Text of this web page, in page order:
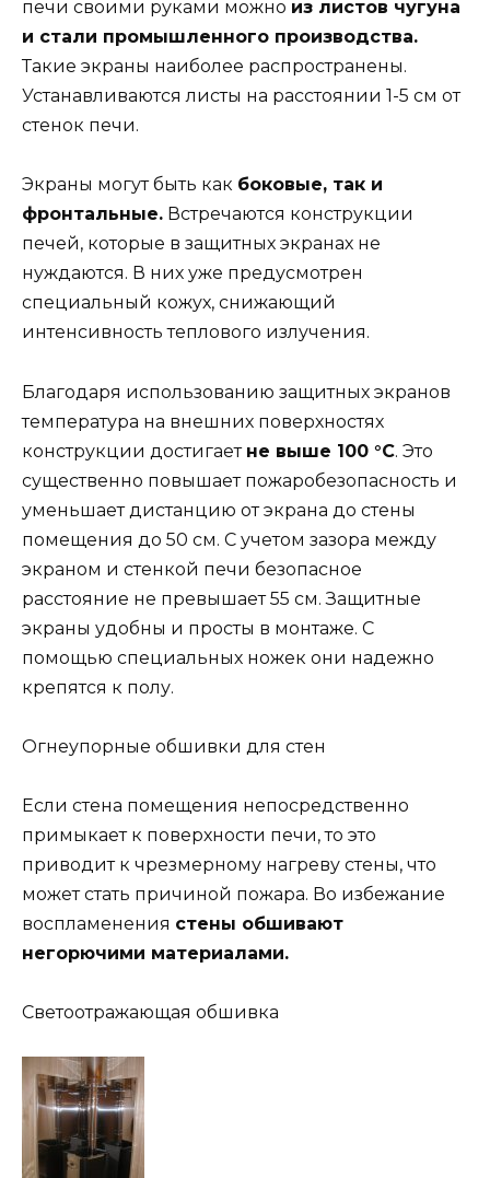
печи своими руками можно из листов чугуна
и стали промышленного производства.
Такие экраны наиболее распространены.
Устанавливаются листы на расстоянии 1-5 см от
стенок печи.
Экраны могут быть как боковые, так и
фронтальные. Встречаются конструкции
печей, которые в защитных экранах не
нуждаются. В них уже предусмотрен
специальный кожух, снижающий
интенсивность теплового излучения.
Благодаря использованию защитных экранов
температура на внешних поверхностях
конструкции достигает не выше 100 °С. Это
существенно повышает пожаробезопасность и
уменьшает дистанцию от экрана до стены
помещения до 50 см. С учетом зазора между
экраном и стенкой печи безопасное
расстояние не превышает 55 см. Защитные
экраны удобны и просты в монтаже. С
помощью специальных ножек они надежно
крепятся к полу.
Огнеупорные обшивки для стен
Если стена помещения непосредственно
примыкает к поверхности печи, то это
приводит к чрезмерному нагреву стены, что
может стать причиной пожара. Во избежание
воспламенения стены обшивают
негорючими материалами.
Светоотражающая обшивка